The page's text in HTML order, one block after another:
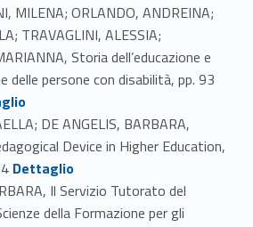
MILENA; ORLANDO, ANDREINA;
TRAVAGLINI, ALESSIA;
Storia dell’educazione e
delle persone con disabilità, pp. 93
DE ANGELIS, BARBARA,
Device in Higher Education,
Link identifier #identifier_person_105973-55
Dettaglio
Il Servizio Tutorato del
della Formazione per gli